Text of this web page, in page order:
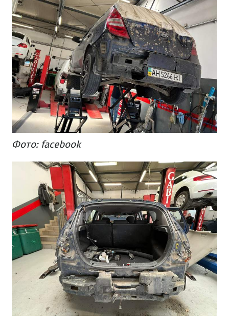
Фото: facebook